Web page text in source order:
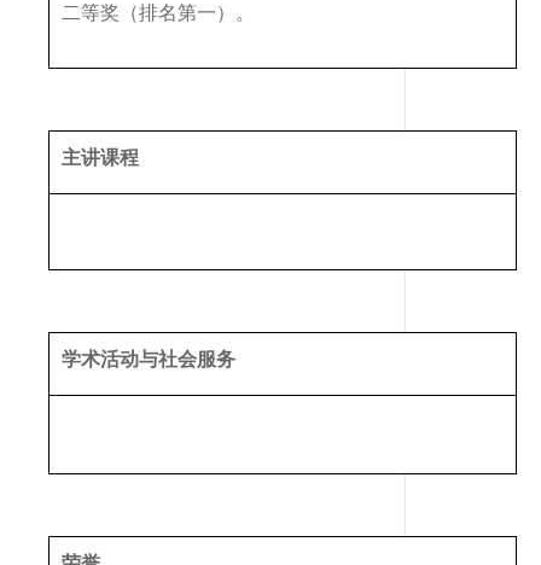
二等奖（排名第一）。
主讲课程
学术活动与社会服务